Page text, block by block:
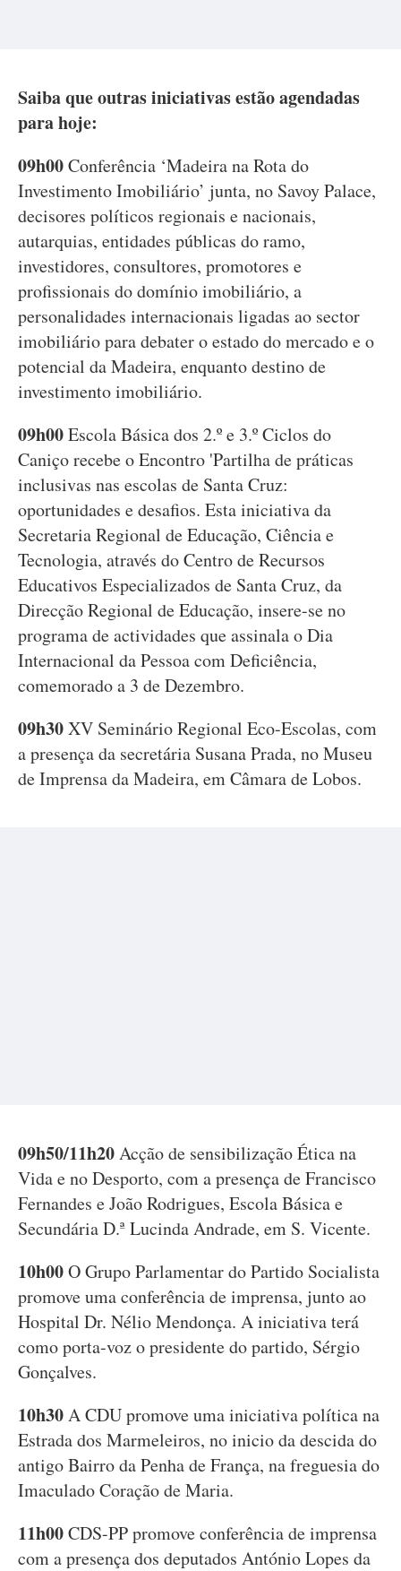
Saiba que outras iniciativas estão agendadas
para hoje:
09h00Conferência ‘Madeira na Rota do
Investimento Imobiliário’ junta, no Savoy Palace,
decisores políticos regionais e nacionais,
autarquias, entidades públicas do ramo,
investidores, consultores, promotores e
profissionais do domínio imobiliário, a
personalidades internacionais ligadas ao sector
imobiliário para debater o estado do mercado e o
potencial da Madeira, enquanto destino de
investimento imobiliário.
09h00Escola Básica dos 2.º e 3.º Ciclos do
Caniço recebe o Encontro 'Partilha de práticas
inclusivas nas escolas de Santa Cruz:
oportunidades e desafios. Esta iniciativa da
Secretaria Regional de Educação, Ciência e
Tecnologia, através do Centro de Recursos
Educativos Especializados de Santa Cruz, da
Direcção Regional de Educação, insere-se no
programa de actividades que assinala o Dia
Internacional da Pessoa com Deficiência,
comemorado a 3 de Dezembro.
09h30XV Seminário Regional Eco-Escolas, com
a presença da secretária Susana Prada, no Museu
de Imprensa da Madeira, em Câmara de Lobos.
09h50/11h20Acção de sensibilização Ética na
Vida e no Desporto, com a presença de Francisco
Fernandes e João Rodrigues, Escola Básica e
Secundária D.ª Lucinda Andrade, em S. Vicente.
10h00O Grupo Parlamentar do Partido Socialista
promove uma conferência de imprensa, junto ao
Hospital Dr. Nélio Mendonça. A iniciativa terá
como porta-voz o presidente do partido, Sérgio
Gonçalves.
10h30A CDU promove uma iniciativa política na
Estrada dos Marmeleiros, no inicio da descida do
antigo Bairro da Penha de França, na freguesia do
Imaculado Coração de Maria.
11h00CDS-PP promove conferência de imprensa
com a presença dos deputados António Lopes da